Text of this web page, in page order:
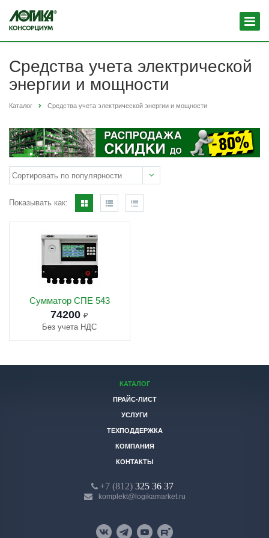
Средства учета электрической
энергии и мощности
Каталог Средства учета электрической энергии и мощности
Показывать как:
Сумматор СПЕ 543
74200 ₽
Без учета НДС
КАТАЛОГ
ПРАЙС-ЛИСТ
УСЛУГИ
ТЕХПОДДЕРЖКА
КОМПАНИЯ
КОНТАКТЫ
+7 (812) 325 36 37
komplekt@logikamarket.ru